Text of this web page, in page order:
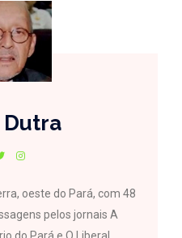
Dutra
oeste do Pará, com 48
pelos jornais A
do Pará e O Liberal.